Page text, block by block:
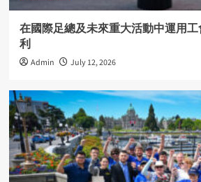
在國際足總及未來重大活動中運用
利
Admin July 12, 2026